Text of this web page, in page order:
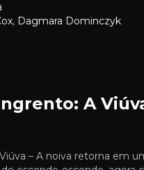
, Dagmara Dominczyk
A
– A noiva retorna em